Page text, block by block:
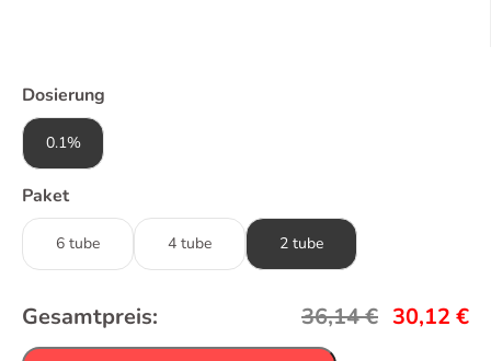
Dosierung
0.1%
Paket
6 tube 4 tube 2 tube
Gesamtpreis: 36,14€ 30,12 €